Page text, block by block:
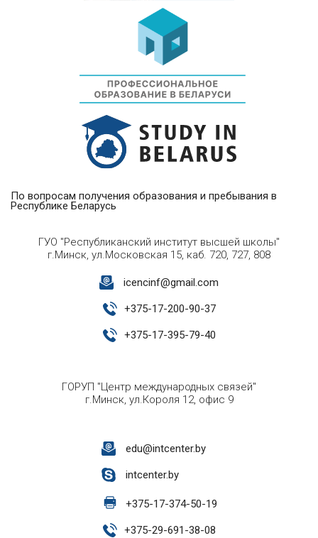
По вопросам получения образования и пребывания в
Республике Беларусь
ГУО "Республиканский институт высшей школы"
г.Минск, ул.Московская 15, каб. 720, 727, 808
icencinf@gmail.com
+375-17-200-90-37
+375-17-395-79-40
ГОРУП "Центр международных связей"
г.Минск, ул.Короля 12, офис 9
edu@intcenter.by
intcenter.by
+375-17-374-50-19
+375-29-691-38-08